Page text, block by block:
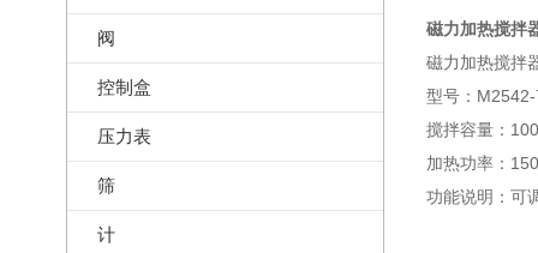
阀
控制盒
压力表
筛
计
磁力加热搅拌
磁力加热搅拌
型号：
搅拌容量：
加热功率：
功能说明：可